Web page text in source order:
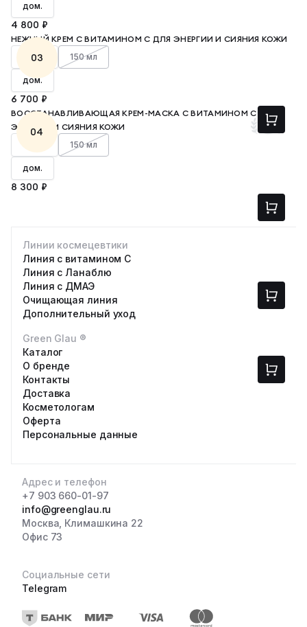
дом.
4 800 ₽
03
НЕЖНЫЙ КРЕМ С ВИТАМИНОМ С ДЛЯ ЭНЕРГИИ И СИЯНИЯ КОЖИ
50 мл
150 мл
дом.
6 700 ₽
04
ВОССТАНАВЛИВАЮЩАЯ КРЕМ-МАСКА С ВИТАМИНОМ С ДЛЯ
ЭНЕРГИИ И СИЯНИЯ КОЖИ
50 мл
150 мл
дом.
8 300 ₽
Адрес и телефон
+7 903 660-01-97
info@greenglau.ru
Москва, Климашкина 22
Офис 73
Социальные сети
Telegram
Линии космецевтики
Линия с витамином С
Линия с Ланаблю
Линия с ДМАЭ
Очищающая линия
Дополнительный уход
Green Glau ®
Каталог
О бренде
Контакты
Доставка
Косметологам
Оферта
Персональные данные